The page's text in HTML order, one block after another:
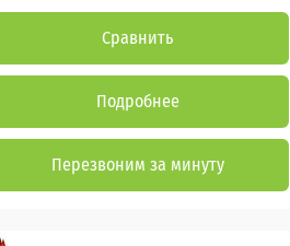
Сравнить
Подробнее
Перезвоним за минуту